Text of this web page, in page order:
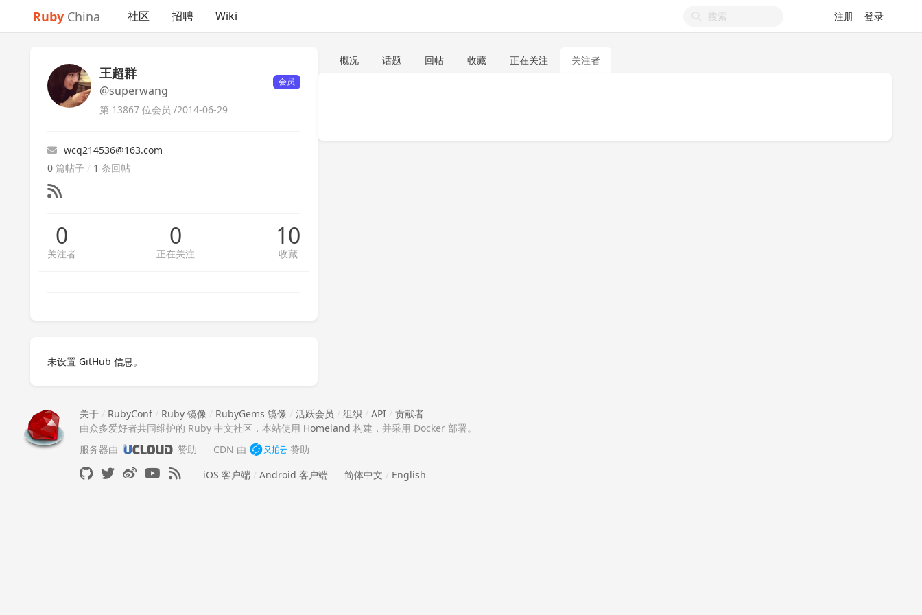
Ruby China 社区 招聘 Wiki 注册 登录
王超群
@superwang
会员
第 13867 位会员 /2014-06-29
wcq214536@163.com
0 篇帖子 / 1 条回帖
0
关注者
0
正在关注
10
收藏
未设置 GitHub 信息。
概况 话题 回帖 收藏 正在关注 关注者
关于 / RubyConf/ Ruby 镜像 / RubyGems 镜像 / 活跃会员 / 组织 / API / 贡献者
由众多爱好者共同维护的 Ruby 中文社区，本站使用 Homeland 构建，并采用 Docker 部署。
服务器由
赞助 CDN 由
赞助
iOS 客户端 / Android 客户端 简体中文 / English